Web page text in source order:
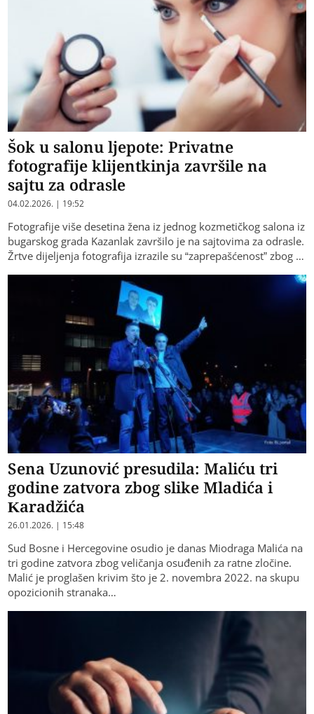
Šok u salonu ljepote: Privatne
fotografije klijentkinja završile na
sajtu za odrasle
04.02.2026. | 19:52
Fotografije više desetina žena iz jednog kozmetičkog salona iz
bugarskog grada Kazanlak završilo je na sajtovima za odrasle.
Žrtve dijeljenja fotografija izrazile su “zaprepašćenost” zbog …
Sena Uzunović presudila: Maliću tri
godine zatvora zbog slike Mladića i
Karadžića
26.01.2026. | 15:48
Sud Bosne i Hercegovine osudio je danas Miodraga Malića na
tri godine zatvora zbog veličanja osuđenih za ratne zločine.
Malić je proglašen krivim što je 2. novembra 2022. na skupu
opozicionih stranaka…